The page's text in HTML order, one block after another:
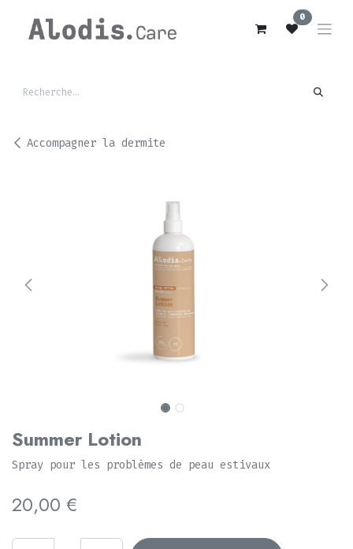
0
Accompagner la dermite
Summer Lotion
Spray pour les problèmes de peau estivaux
20,00 €